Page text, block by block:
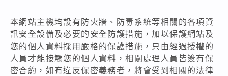
本網站主機均設有防火牆、防毒系統等相關的各項資
訊安全設備及必要的安全防護措施，加以保護網站及
您的個人資料採用嚴格的保護措施，只由經過授權的
人員才能接觸您的個人資料，相關處理人員皆簽有保
密合約，如有違反保密義務者，將會受到相關的法律